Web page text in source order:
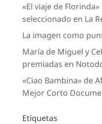
«El viaje de
seleccionado en La
La imagen como
María de Miguel y
premiadas en
«Ciao Bambina» de
Mejor Corto
Etiquetas